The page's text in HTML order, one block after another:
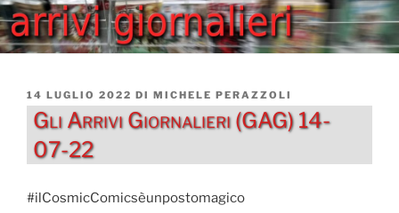
PUBBLICATO
IL
14 LUGLIO 2022 DI MICHELE PERAZZOLI
Gli Arrivi Giornalieri (GAG) 14-
07-22
#ilCosmicComicsèunpostomagico